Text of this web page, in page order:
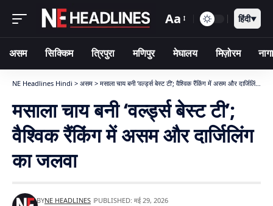
Aa हिंदी▼
असम सिक्किम त्रिपुरा मणिपुर मेघालय मिज़ोरम
NE Headlines Hindi > असम > मसाला चाय बनी ‘वर्ल्ड्स बेस्ट टी’; वैश्विक रैंकिंग में असम और दार्जिलिंग का जलवा
मसाला चाय बनी ‘वर्ल्ड्स बेस्ट टी’;
वैश्विक रैंकिंग में असम और दार्जिलिंग
का जलवा
BYNE HEADLINES PUBLISHED: मई 29, 2026